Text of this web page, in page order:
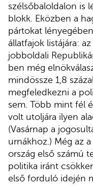
szélsőbaloldalon is
blokk. Eközben a
pártokat
állatfajok listájára:
jobboldali
ben még
mindössze 1,8
megfeledkezni a
sem. Több mint fél
volt utoljára ilyen
(Vasárnap a
urnákhoz.) Még az
ország első számú
politika iránt
első forduló idején